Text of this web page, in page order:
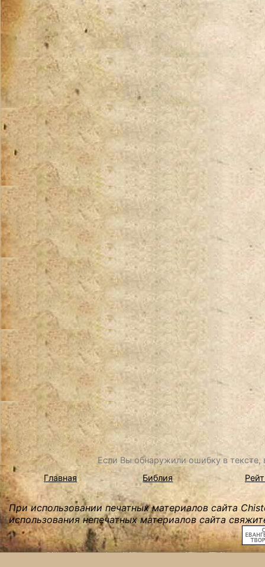
Если Вы обнаружили ошибку в
Главная
Библия
При использовании печатных материалов сайта
использования непечатных материалов сайта